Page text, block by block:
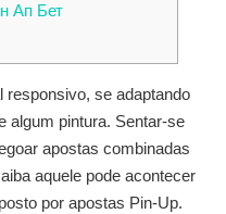
Ап Бет
responsivo, se adaptando
algum pintura. Sentar-se
apostas combinadas
aquele pode acontecer
por apostas Pin-Up.